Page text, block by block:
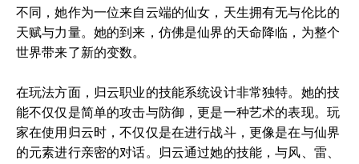
不同，她作为一位来自云端的仙女，天生拥有无与伦比的
天赋与力量。她的到来，仿佛是仙界的天命降临，为整个
世界带来了新的变数。
在玩法方面，归云职业的技能系统设计非常独特。她的技
能不仅仅是简单的攻击与防御，更是一种艺术的表现。玩
家在使用归云时，不仅仅是在进行战斗，更像是在与仙界
的元素进行亲密的对话。归云通过她的技能，与风、雷、